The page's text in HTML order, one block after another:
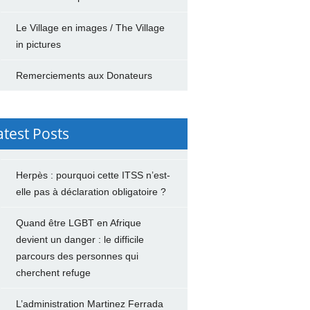
Le Village en images / The Village
in pictures
Remerciements aux Donateurs
Posts
Herpès : pourquoi cette ITSS n’est-
elle pas à déclaration obligatoire ?
Quand être LGBT en Afrique
devient un danger : le difficile
parcours des personnes qui
cherchent refuge
L’administration Martinez Ferrada